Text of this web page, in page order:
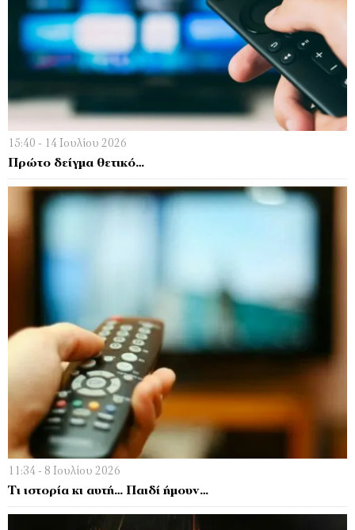
15:40 - 14 Ιουλίου 2026
Πρώτο δείγμα θετικό…
11:34 - 8 Ιουλίου 2026
Τι ιστορία κι αυτή… Παιδί ήμουν…